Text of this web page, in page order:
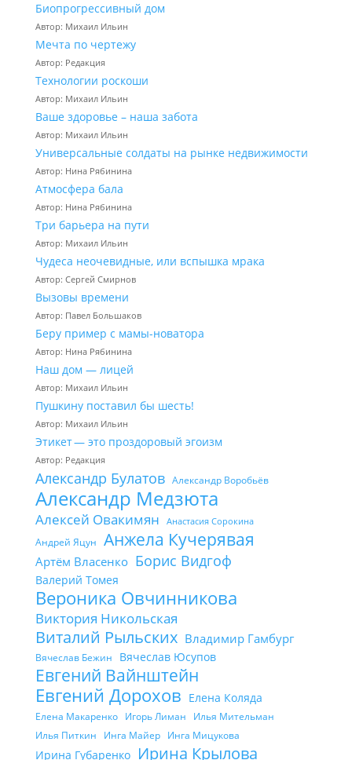
Биопрогрессивный дом
Автор: Михаил Ильин
Мечта по чертежу
Автор: Редакция
Технологии роскоши
Автор: Михаил Ильин
Ваше здоровье – наша забота
Автор: Михаил Ильин
Универсальные солдаты на рынке недвижимости
Автор: Нина Рябинина
Атмосфера бала
Автор: Нина Рябинина
Три барьера на пути
Автор: Михаил Ильин
Чудеса неочевидные, или вспышка мрака
Автор: Сергей Смирнов
Вызовы времени
Автор: Павел Большаков
Беру пример с мамы-новатора
Автор: Нина Рябинина
Наш дом — лицей
Автор: Михаил Ильин
Пушкину поставил бы шесть!
Автор: Михаил Ильин
Этикет — это проздоровый эгоизм
Автор: Редакция
Александр Булатов Александр Воробьёв
Александр Медзюта
Алексей Овакимян Анастасия Сорокина
Андрей Яцун Анжела Кучерявая
Артём Власенко Борис Видгоф
Валерий Томея
Вероника Овчинникова
Виктория Никольская
Виталий Рыльских Владимир Гамбург
Вячеслав Бежин Вячеслав Юсупов
Евгений Вайнштейн
Евгений Дорохов Елена Коляда
Елена Макаренко Игорь Лиман
Илья Мительман
Илья Питкин
Инга Майер Инга Мицукова
Ирина Губаренко Ирина Крылова